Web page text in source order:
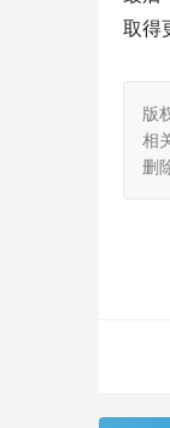
取得
版
相
删